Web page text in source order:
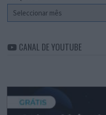
Arquivo
CANAL DE YOUTUBE